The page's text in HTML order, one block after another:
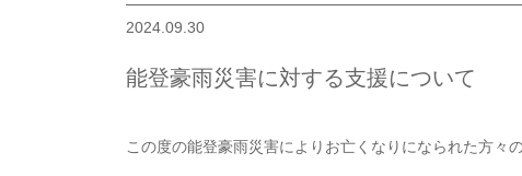
2024.09.30
能登豪雨災害に対する支援について
この度の能登豪雨災害によりお亡くなりになられた方々